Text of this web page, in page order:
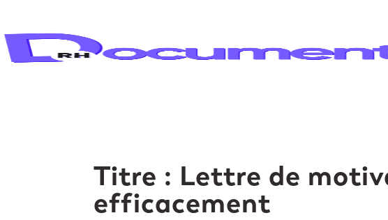
Titre : Lettre de
efficacement